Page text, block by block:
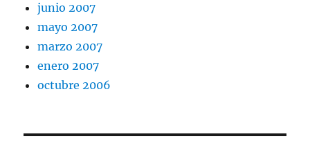
junio 2007
mayo 2007
marzo 2007
enero 2007
octubre 2006